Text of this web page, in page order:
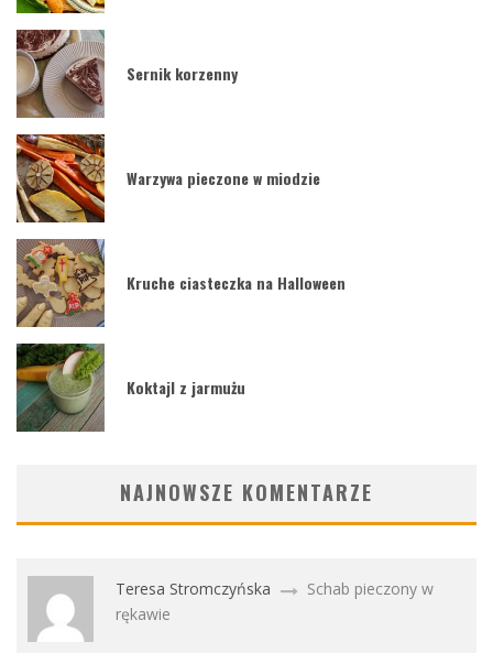
Sernik korzenny
Warzywa pieczone w miodzie
Kruche ciasteczka na Halloween
Koktajl z jarmużu
NAJNOWSZE KOMENTARZE
Teresa Stromczyńska
Schab pieczony w
rękawie